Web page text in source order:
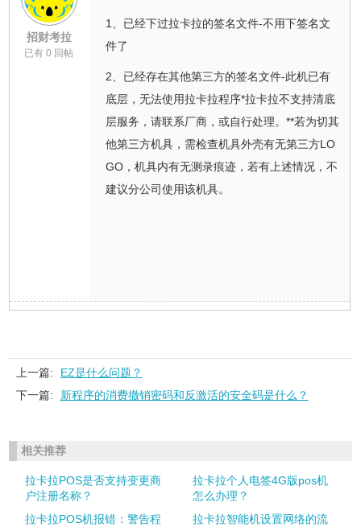
招财考拉
已有 0 回帖
1、已经下过拉卡拉的签名文件-不用下签名文
件了
2、已经存在其他第三方的签名文件-此机已有
底层，无法使用拉卡拉程序*拉卡拉不支持清底
层服务，请联系厂商，或自行处理。**若为切其
他第三方机具，需检查机具外壳有无第三方LO
GO，机具内有无测录痕迹，若有上述情况，不
建议分公司使用该机具。
上一篇:
EZ是什么问题？
下一篇:
新程序的消费撤销密码和反激活的安全码是什么？
相关推荐
拉卡拉POS是否支持变更商
户注册名称？
拉卡拉个人电签4G版pos机
怎么办理？
拉卡拉POS机报错：警告程
拉卡拉智能机设置网络的流